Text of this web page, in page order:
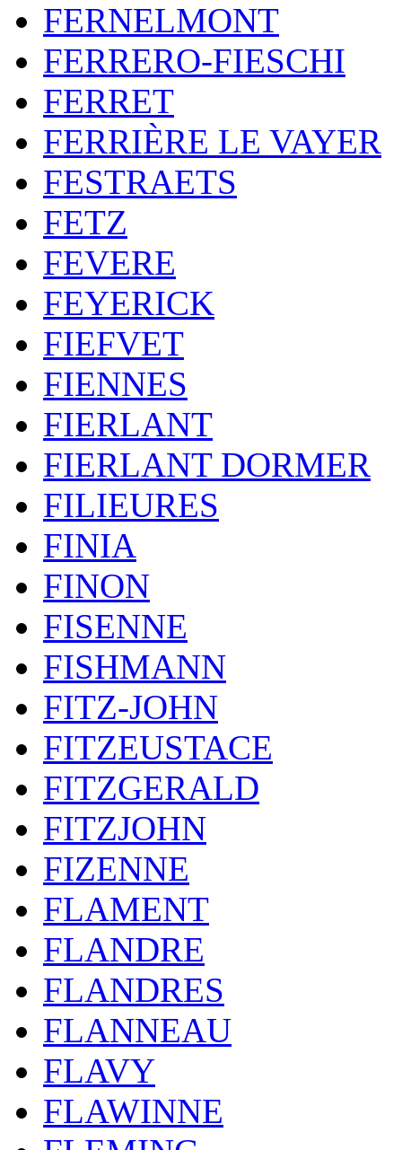
FERNELMONT
FERRERO-FIESCHI
FERRET
FERRIÈRE LE VAYER
FESTRAETS
FETZ
FEVERE
FEYERICK
FIEFVET
FIENNES
FIERLANT
FIERLANT DORMER
FILIEURES
FINIA
FINON
FISENNE
FISHMANN
FITZ-JOHN
FITZEUSTACE
FITZGERALD
FITZJOHN
FIZENNE
FLAMENT
FLANDRE
FLANDRES
FLANNEAU
FLAVY
FLAWINNE